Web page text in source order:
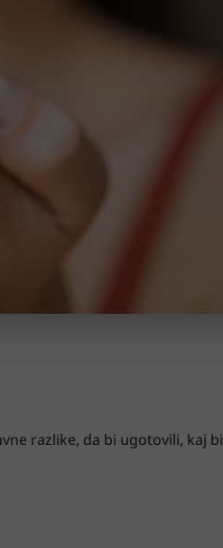
razlike, da bi ugotovili, kaj bi